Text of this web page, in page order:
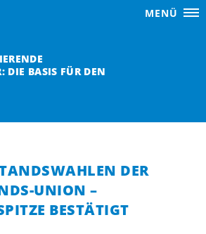
MENÜ
DIE BASIS FÜR DEN
DER
UNION –
BESTÄTIGT